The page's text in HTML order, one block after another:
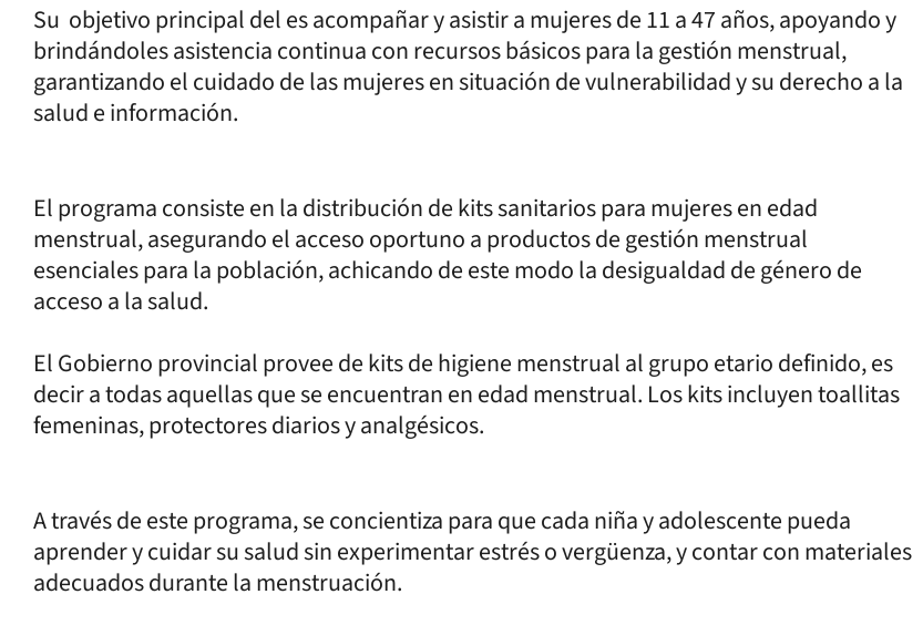
Su objetivo principal del es acompañar y asistir a mujeres de 11 a 47 años, apoyando y
brindándoles asistencia continua con recursos básicos para la gestión menstrual,
garantizando el cuidado de las mujeres en situación de vulnerabilidad y su derecho a la
salud e información.
El programa consiste en la distribución de kits sanitarios para mujeres en edad
menstrual, asegurando el acceso oportuno a productos de gestión menstrual
esenciales para la población, achicando de este modo la desigualdad de género de
acceso a la salud.
El Gobierno provincial provee de kits de higiene menstrual al grupo etario definido, es
decir a todas aquellas que se encuentran en edad menstrual. Los kits incluyen toallitas
femeninas, protectores diarios y analgésicos.
A través de este programa, se concientiza para que cada niña y adolescente pueda
aprender y cuidar su salud sin experimentar estrés o vergüenza, y contar con materiales
adecuados durante la menstruación.